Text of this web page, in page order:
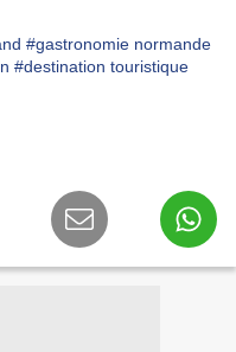
#gastronomie normande
#destination touristique